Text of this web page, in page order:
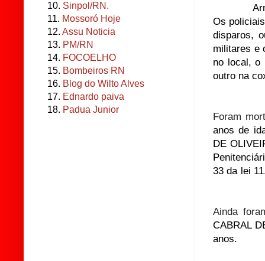
Os
disparos,
militares e
no local, o
outro na
Foram
anos de
DE
33 da lei
Ainda
CABRAL
anos.
10. Sinpol/RN.
11. Mossoró Hoje
12. Assu Noticia
13. PM/RN
14. FOCOELHO
15. Bombeiros RN
16. Blog do Wilto Alves
17. Ednardo paiva
18. Padua Junior